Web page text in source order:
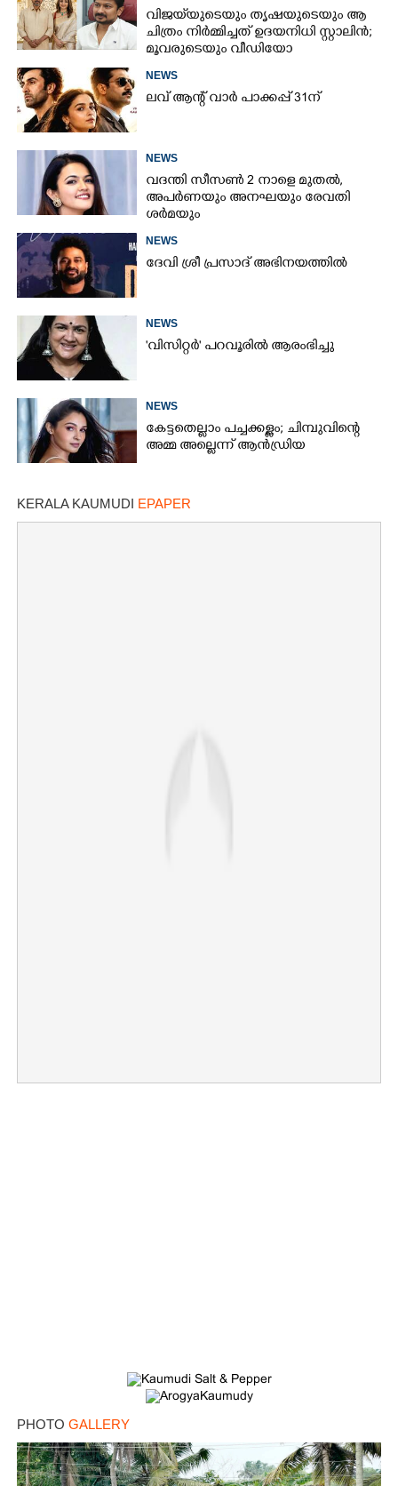
വിജയ്‌യുടെയും തൃഷയുടെയും ആ
ചിത്രം നിർമ്മിച്ചത് ഉദയനിധി സ്റ്റാലിൻ;
മൂവരുടെയും വീഡിയോ
NEWS
ലവ് ആന്റ് വാർ പാക്കപ്പ് 31ന്
NEWS
വദന്തി സീസൺ 2 നാളെ മുതൽ,
അപർണയും അനഘയും രേവതി
ശർമയും
NEWS
ദേവി ശ്രീ പ്രസാദ് അഭിനയത്തിൽ
NEWS
'വിസിറ്റർ' പറവൂരിൽ ആരംഭിച്ചു
NEWS
കേട്ടതെല്ലാം പച്ചക്കള്ളം; ചിമ്പുവിന്റെ
അമ്മ അല്ലെന്ന് ആൻഡ്രിയ
KERALA KAUMUDI EPAPER
PHOTO GALLERY